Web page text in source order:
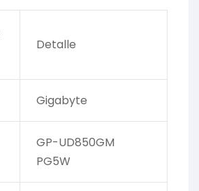
Detalle
Gigabyte
GP-UD850GM
PG5W